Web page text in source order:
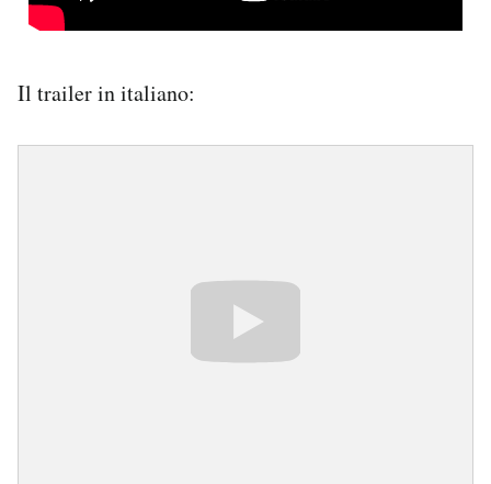
Il trailer in italiano: